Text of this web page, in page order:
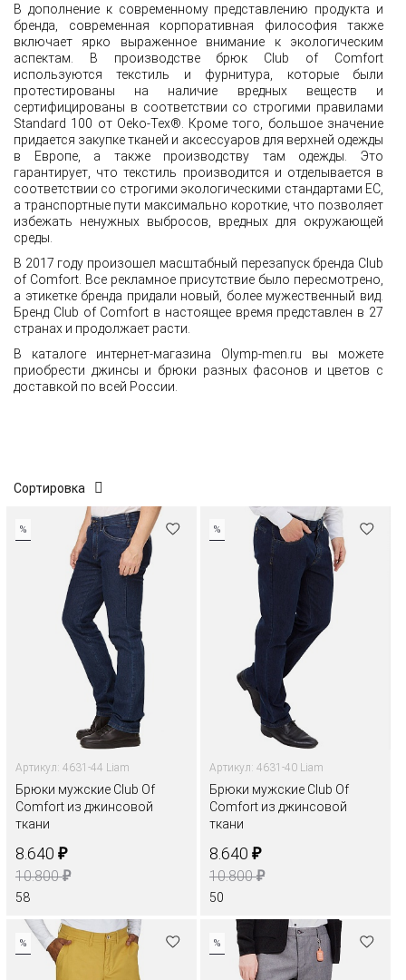
В дополнение к современному представлению продукта и
бренда, современная корпоративная философия также
включает ярко выраженное внимание к экологическим
аспектам. В производстве брюк Club of Comfort
используются текстиль и фурнитура, которые были
протестированы на наличие вредных веществ и
сертифицированы в соответствии со строгими правилами
Standard 100 от Oeko-Tex®. Кроме того, большое значение
придается закупке тканей и аксессуаров для верхней одежды
в Европе, а также производству там одежды. Это
гарантирует, что текстиль производится и отделывается в
соответствии со строгими экологическими стандартами ЕС,
а транспортные пути максимально короткие, что позволяет
избежать ненужных выбросов, вредных для окружающей
среды.
В 2017 году произошел масштабный перезапуск бренда Club
of Comfort. Все рекламное присутствие было пересмотрено,
а этикетке бренда придали новый, более мужественный вид.
Бренд Club of Comfort в настоящее время представлен в 27
странах и продолжает расти.
В каталоге интернет-магазина Olymp-men.ru вы можете
приобрести джинсы и брюки разных фасонов и цветов с
доставкой по всей России.
Сортировка
%
Артикул: 4631-44 Liam
Брюки мужские Club Of
Comfort из джинсовой
ткани
8.640 ₽
10.800₽
58
%
Артикул: 4631-40 Liam
Брюки мужские Club Of
Comfort из джинсовой
ткани
8.640 ₽
10.800₽
50
% %